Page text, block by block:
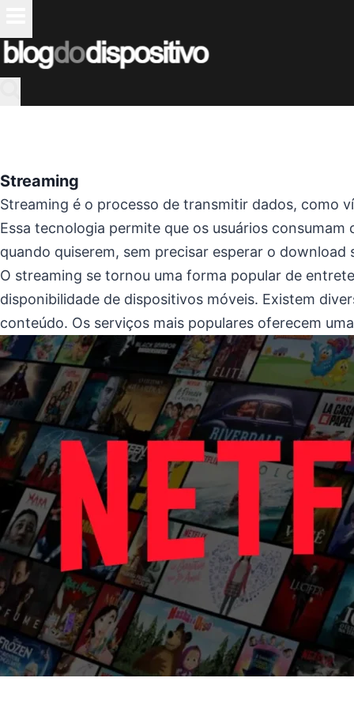
o
Conteúdo
Streaming
Streaming é o processo de transmitir dados, como
Essa tecnologia permite que os usuários
quando quiserem, sem precisar esperar o download
O streaming se tornou uma forma popular de
disponibilidade de dispositivos móveis. Existem
conteúdo. Os serviços mais populares oferecem